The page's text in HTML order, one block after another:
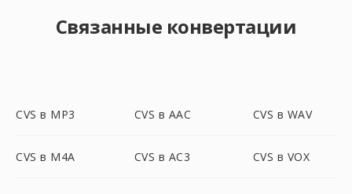
Связанные конвертации
CVS в MP3 CVS в AAC CVS в WAV
CVS в M4A CVS в AC3 CVS в VOX